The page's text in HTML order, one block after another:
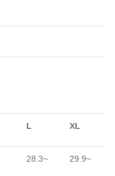
L XL
28.3~ 29.9~